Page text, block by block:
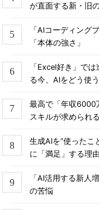
が直面する新・旧
「AIコーディング
「本体の強さ」
「Excel好き」で
る今、AIをどう使
最高で「年収
スキルが求められ
生成AIを“使った
に「満足」する理
「AI活用する新
の苦悩